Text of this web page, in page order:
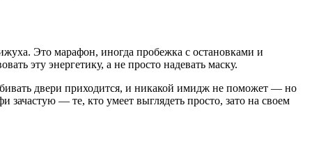
Это марафон, иногда пробежка с остановками и
эту энергетику, а не просто надевать маску.
двери приходится, и никакой имидж не поможет — но
— те, кто умеет выглядеть просто, зато на своем